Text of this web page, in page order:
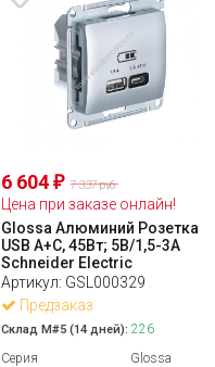
6 604₽ 7 337 руб.
Цена при заказе онлайн!
Glossa Алюминий Розетка
USB A+C, 45Вт; 5В/1,5-3А
Schneider Electric
Артикул: GSL000329
Предзаказ
Склад М#5 (14 дней): 226
Серия
Glossa